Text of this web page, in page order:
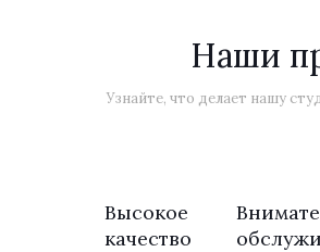
Наши
Узнайте, что делает нашу
Высокое
качество